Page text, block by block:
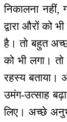
निकालना नहीं,
द्वारा औरों को
है। तो बहुत
को भी लगा।
रहस्य बताया।
उमंग-उत्साह
लिए। अच्छे